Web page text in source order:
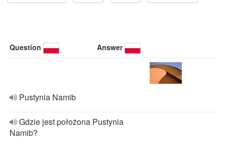
Question Answer
Pustynia Namib
Gdzie jest położona Pustynia
Namib?